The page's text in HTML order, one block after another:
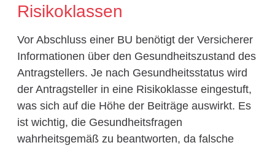
Risikoklassen
Vor Abschluss einer BU benötigt der Versicherer
Informationen über den Gesundheitszustand des
Antragstellers. Je nach Gesundheitsstatus wird
der Antragsteller in eine Risikoklasse eingestuft,
was sich auf die Höhe der Beiträge auswirkt. Es
ist wichtig, die Gesundheitsfragen
wahrheitsgemäß zu beantworten, da falsche